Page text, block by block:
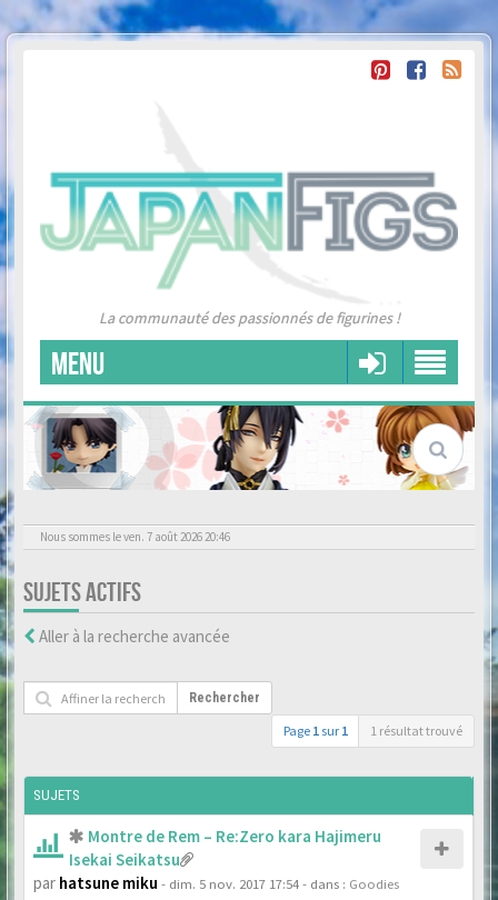
La communauté des passionnés de figurines !
MENU
Nous sommes le ven. 7 août 2026 20:46
SUJETS ACTIFS
Aller à la recherche avancée
Rechercher
Page 1 sur 1 1 résultat trouvé
SUJETS
Montre de Rem – Re:Zero kara Hajimeru
Isekai Seikatsu
par hatsune miku - dim. 5 nov. 2017 17:54- dans : Goodies